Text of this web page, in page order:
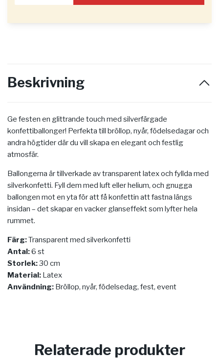
Beskrivning
Ge festen en glittrande touch med silverfärgade
konfettiballonger! Perfekta till bröllop, nyår, födelsedagar och
andra högtider där du vill skapa en elegant och festlig
atmosfär.
Ballongerna är tillverkade av transparent latex och fyllda med
silverkonfetti. Fyll dem med luft eller helium, och gnugga
ballongen mot en yta för att få konfettin att fastna längs
insidan – det skapar en vacker glanseffekt som lyfter hela
rummet.
Färg:Transparent med silverkonfetti
Antal:6 st
Storlek:30 cm
Material: Latex
Användning: Bröllop, nyår, födelsedag, fest, event
Relaterade produkter